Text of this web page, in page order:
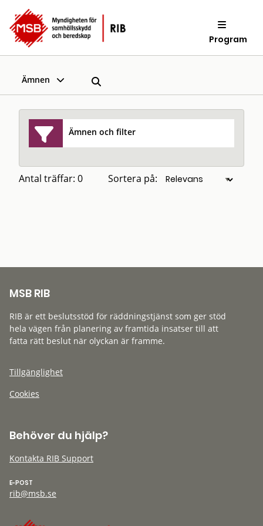
Program
Ämnen
Ämnen och filter
Antal träffar: 0 Sortera på:
MSB RIB
RIB är ett beslutsstöd för räddningstjänst som ger stöd
hela vägen från planering av framtida insatser till att
fatta rätt beslut när olyckan är framme.
Tillgänglighet
Cookies
Behöver du hjälp?
Kontakta RIB Support
E-POST
rib@msb.se